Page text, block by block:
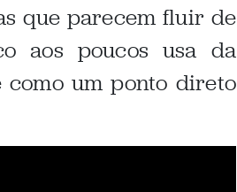
que parecem fluir de
aos poucos usa da
um ponto direto